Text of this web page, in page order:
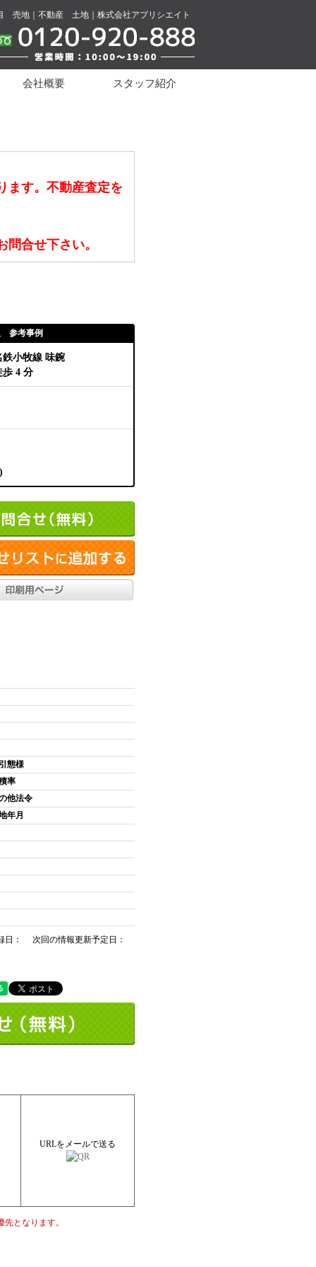
売地｜不動産 土地｜株式会社アプリシエイト
会社概要 スタッフ紹介
ます。不動産査定を
合せ下さい。
参考事例
鉄小牧線 味鋺
歩 4 分
態様
率
他法令
年月
日： 次回の情報更新予定日：
URLをメールで送る
となります。